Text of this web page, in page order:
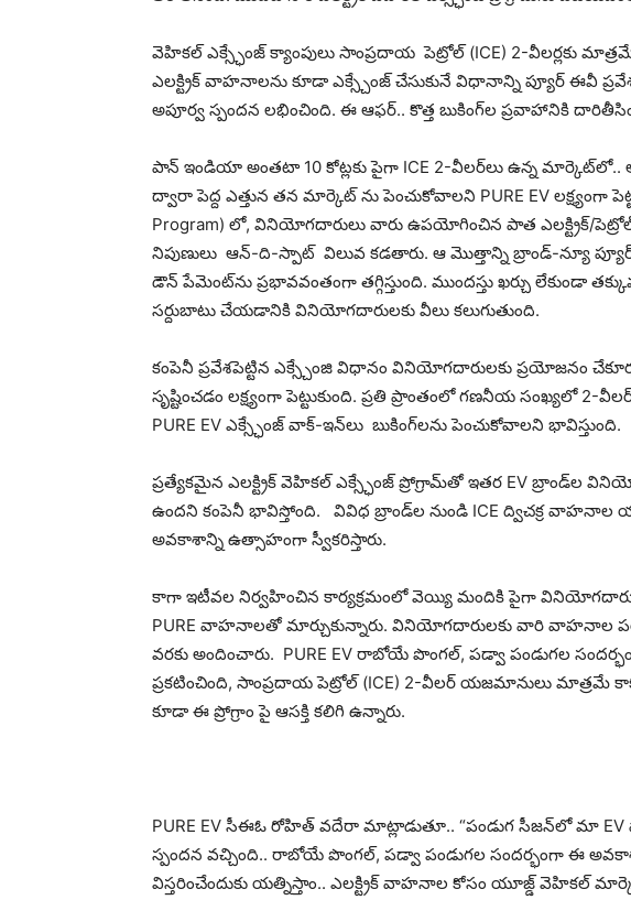
వెహికల్ ఎక్స్ఛేంజ్ క్యాంపులు సాంప్రదాయ పెట్రోల్ (ICE) 2-వీలర్లకు
ఎలక్ట్రిక్ వాహనాలను కూడా ఎక్స్చేంజ్ చేసుకునే విధానాన్ని ప్యూర్ ఈవీ
అపూర్వ స్పందన లభించింది. ఈ ఆఫర్.. కొత్త బుకింగ్‌ల ప్రవాహానికి
పాన్ ఇండియా అంతటా 10 కోట్లకు పైగా ICE 2-వీలర్‌లు ఉన్న మార్కెట్‌లో..
ద్వారా పెద్ద ఎత్తున తన మార్కెట్ ను పెంచుకోవాలని PURE EV లక్ష్యంగా
Program) లో, వినియోగదారులు వారు ఉపయోగించిన పాత ఎలక్ట్రిక్/పెట్రోల్
నిపుణులు ఆన్-ది-స్పాట్ విలువ కడతారు. ఆ మొత్తాన్ని బ్రాండ్-న్యూ
డౌన్ పేమెంట్‌ను ప్రభావవంతంగా తగ్గిస్తుంది. ముందస్తు ఖర్చు లేకుండా
సర్దుబాటు చేయడానికి వినియోగదారులకు వీలు కలుగుతుంది.
కంపెనీ ప్రవేశపెట్టిన ఎక్స్చేంజి విధానం వినియోగదారులకు ప్రయోజనం
సృష్టించడం లక్ష్యంగా పెట్టుకుంది. ప్రతి ప్రాంతంలో గణనీయ సంఖ్యలో 2-
PURE EV ఎక్స్ఛేంజ్ వాక్-ఇన్‌లు బుకింగ్‌లను పెంచుకోవాలని భావిస్తుంది.
ప్రత్యేకమైన ఎలక్ట్రిక్ వెహికల్ ఎక్స్ఛేంజ్ ప్రోగ్రామ్‌తో ఇతర EV బ్రాండ్‌ల
ఉందని కంపెనీ భావిస్తోంది. వివిధ బ్రాండ్‌ల నుండి ICE ద్విచక్ర
అవకాశాన్ని ఉత్సాహంగా స్వీకరిస్తారు.
కాగా ఇటీవల నిర్వహించిన కార్యక్రమంలో వెయ్యి మందికి పైగా
PURE వాహనాలతో మార్చుకున్నారు. వినియోగదారులకు వారి వాహనాల
వరకు అందించారు. PURE EV రాబోయే పొంగల్, పడ్వా పండుగల
ప్రకటించింది, సాంప్రదాయ పెట్రోల్ (ICE) 2-వీలర్ యజమానులు మాత్రమే
కూడా ఈ ప్రోగ్రాం పై ఆసక్తి కలిగి ఉన్నారు.
PURE EV సీఈఓ రోహిత్ వదేరా మాట్లాడుతూ.. “పండుగ సీజన్‌లో మా
స్పందన వచ్చింది.. రాబోయే పొంగల్, పడ్వా పండుగల సందర్భంగా ఈ
విస్తరించేందుకు యత్నిస్తాం.. ఎలక్ట్రిక్ వాహనాల కోసం యూజ్డ్ వెహికల్